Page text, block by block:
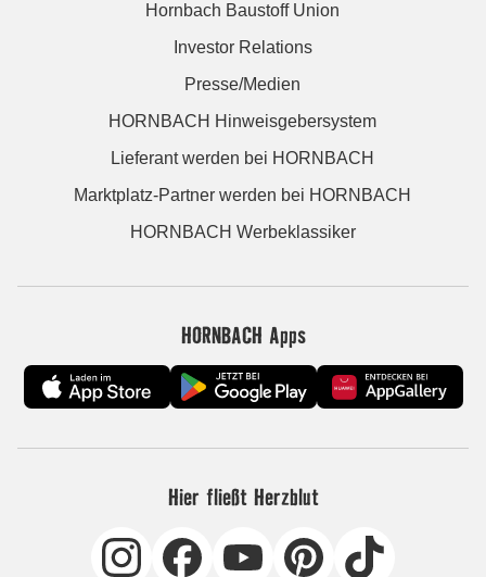
Hornbach Baustoff Union
Investor Relations
Presse/Medien
HORNBACH Hinweisgebersystem
Lieferant werden bei HORNBACH
Marktplatz-Partner werden bei HORNBACH
HORNBACH Werbeklassiker
HORNBACH Apps
Hier fließt Herzblut